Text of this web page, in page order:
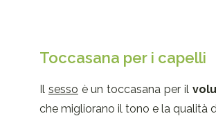
Toccasana per i capelli
Il sesso è un toccasana per il
che migliorano il tono e la qualità